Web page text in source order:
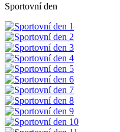
Sportovní den